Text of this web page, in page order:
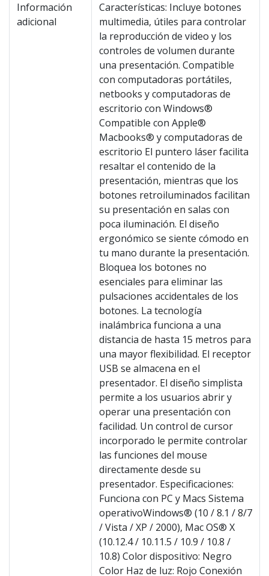
Información
adicional
Características: Incluye botones
multimedia, útiles para controlar
la reproducción de video y los
controles de volumen durante
una presentación. Compatible
con computadoras portátiles,
netbooks y computadoras de
escritorio con Windows®
Compatible con Apple®
Macbooks® y computadoras de
escritorio El puntero láser facilita
resaltar el contenido de la
presentación, mientras que los
botones retroiluminados facilitan
su presentación en salas con
poca iluminación. El diseño
ergonómico se siente cómodo en
tu mano durante la presentación.
Bloquea los botones no
esenciales para eliminar las
pulsaciones accidentales de los
botones. La tecnología
inalámbrica funciona a una
distancia de hasta 15 metros para
una mayor flexibilidad. El receptor
USB se almacena en el
presentador. El diseño simplista
permite a los usuarios abrir y
operar una presentación con
facilidad. Un control de cursor
incorporado le permite controlar
las funciones del mouse
directamente desde su
presentador. Especificaciones:
Funciona con PC y Macs Sistema
operativoWindows® (10 / 8.1 / 8/7
/ Vista / XP / 2000), Mac OS® X
(10.12.4 / 10.11.5 / 10.9 / 10.8 /
10.8) Color dispositivo: Negro
Color Haz de luz: Rojo Conexión